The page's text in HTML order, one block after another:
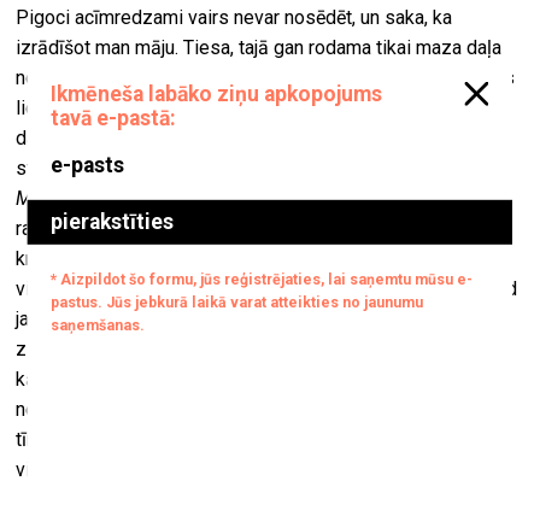
Pigoci acīmredzami vairs nevar nosēdēt, un saka, ka
izrādīšot man māju. Tiesa, tajā gan rodama tikai maza daļa
no viņa afrikāņu kolekcijas, pārējā glabājas angārā Ženēvas
lidostā. Gandrīz visas gleznas un fotogrāfijas ir Sotsasa
darinātos rāmjos. Kāpņu telpu, kas ved augšup uz otro
stāvu, koši izkrāsojis Dienvidāfrikas mākslinieks
Mahlangu.Savukārt Pigoci darba kabinetā valda tāds
radošs haoss, ka papīru, grāmatu un visa iespējamā
krāvumos knapi var saskatīt rakstāmgaldu, kuru tāpat kā
visas pārējās mēbelesVilla Dorane, dizainējis Sotsass. Kad
jautāju, kā viņš te kaut ko atrod, Pigoci nosaka: “Viegli. Es
zinu, ko kur meklēt. Es vienmēr esmu ļoti aizdomīgs, ja
kādam ieraugu pārāk sterilu darba kabinetu, tas liecina, ka
nekārtība, visticamāk, ir viņa galvā. Turpretim manējā ir ļoti
tīra.” Un, lai nu ko, bet skaidras vīzijas trūkumu it visā, ko
viņš dara, Pigoci tiešām nevar pārmest.